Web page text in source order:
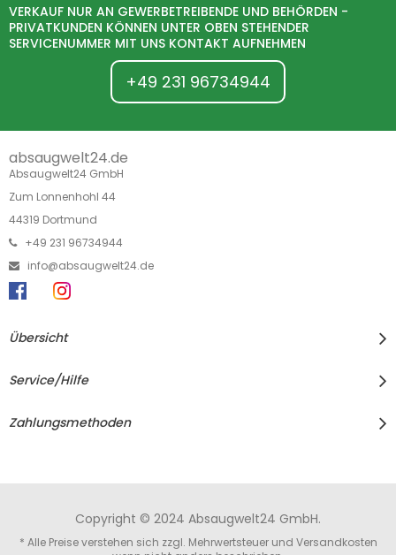
VERKAUF NUR AN GEWERBETREIBENDE UND BEHÖRDEN -
PRIVATKUNDEN KÖNNEN UNTER OBEN STEHENDER
SERVICENUMMER MIT UNS KONTAKT AUFNEHMEN
+49 231 96734944
absaugwelt24.de
Absaugwelt24 GmbH
Zum Lonnenhohl 44
44319 Dortmund
+49 231 96734944
info@absaugwelt24.de
Übersicht
Service/Hilfe
Zahlungsmethoden
Copyright © 2024 Absaugwelt24 GmbH.
* Alle Preise verstehen sich zzgl. Mehrwertsteuer und Versandkosten